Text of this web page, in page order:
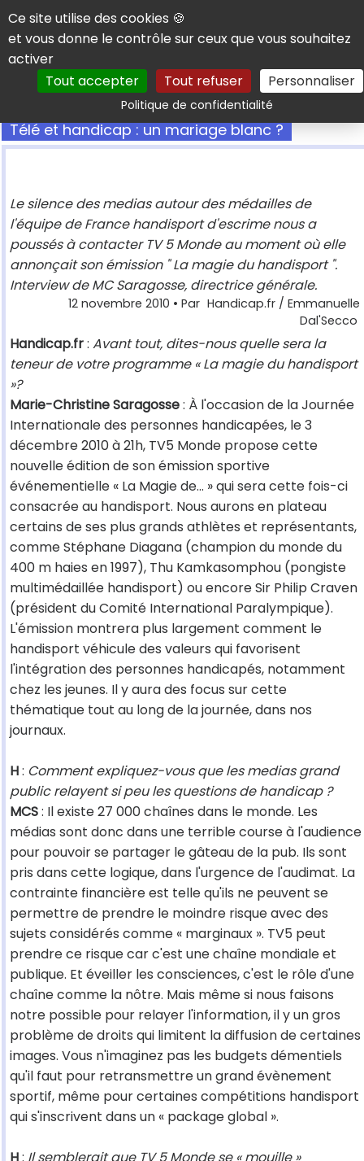
Panneau de gestion des cookies
Ce site utilise des cookies 🍪
et vous donne le contrôle sur ceux que vous souhaitez
activer
Tout accepter
Tout refuser Personnaliser
Politique de confidentialitéRechercher
Télé et handicap : un mariage blanc ?
Le silence des medias autour des médailles de
l'équipe de France handisport d'escrime nous a
poussés à contacter TV 5 Monde au moment où elle
annonçait son émission " La magie du handisport ".
Interview de MC Saragosse, directrice générale.
12 novembre 2010 • Par Handicap.fr / Emmanuelle
Dal'Secco
Handicap.fr: Avant tout, dites-nous quelle sera la
teneur de votre programme « La magie du handisport
»?
Marie-Christine Saragosse: À l'occasion de la Journée
Internationale des personnes handicapées, le 3
décembre 2010 à 21h, TV5 Monde propose cette
nouvelle édition de son émission sportive
événementielle « La Magie de... » qui sera cette fois-ci
consacrée au handisport. Nous aurons en plateau
certains de ses plus grands athlètes et représentants,
comme Stéphane Diagana (champion du monde du
400 m haies en 1997), Thu Kamkasomphou (pongiste
multimédaillée handisport) ou encore Sir Philip Craven
(président du Comité International Paralympique).
L'émission montrera plus largement comment le
handisport véhicule des valeurs qui favorisent
l'intégration des personnes handicapés, notamment
chez les jeunes. Il y aura des focus sur cette
thématique tout au long de la journée, dans nos
journaux.
H: Comment expliquez-vous que les medias grand
public relayent si peu les questions de handicap ?
MCS: Il existe 27 000 chaînes dans le monde. Les
médias sont donc dans une terrible course à l'audience
pour pouvoir se partager le gâteau de la pub. Ils sont
pris dans cette logique, dans l'urgence de l'audimat. La
contrainte financière est telle qu'ils ne peuvent se
permettre de prendre le moindre risque avec des
sujets considérés comme « marginaux ». TV5 peut
prendre ce risque car c'est une chaîne mondiale et
publique. Et éveiller les consciences, c'est le rôle d'une
chaîne comme la nôtre. Mais même si nous faisons
notre possible pour relayer l'information, il y un gros
problème de droits qui limitent la diffusion de certaines
images. Vous n'imaginez pas les budgets démentiels
qu'il faut pour retransmettre un grand évènement
sportif, même pour certaines compétitions handisport
qui s'inscrivent dans un « package global ».